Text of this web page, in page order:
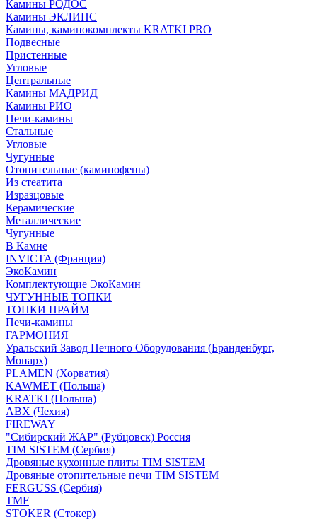
Камины РОДОС
Камины ЭКЛИПС
Камины, каминокомплекты KRATKI PRO
Подвесные
Пристенные
Угловые
Центральные
Камины МАДРИД
Камины РИО
Печи-камины
Стальные
Угловые
Чугунные
Отопительные (каминофены)
Из стеатита
Изразцовые
Керамические
Металлические
Чугунные
В Камне
INVICTA (Франция)
ЭкоКамин
Комплектующие ЭкоКамин
ЧУГУННЫЕ ТОПКИ
ТОПКИ ПРАЙМ
Печи-камины
ГАРМОНИЯ
Уральский Завод Печного Оборудования (Бранденбург,
Монарх)
PLAMEN (Хорватия)
KAWMET (Польша)
KRATKI (Польша)
ABX (Чехия)
FIREWAY
"Сибирский ЖАР" (Рубцовск) Россия
TIM SISTEM (Сербия)
Дровяные кухонные плиты TIM SISTEM
Дровяные отопительные печи TIM SISTEM
FERGUSS (Сербия)
TMF
STOKER (Стокер)